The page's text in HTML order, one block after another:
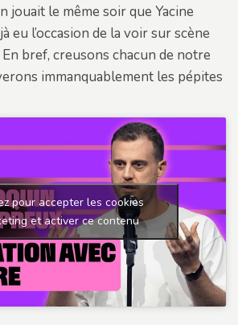
jouait le même soir que Yacine
eu l’occasion de la voir sur scène
En bref, creusons chacun de notre
immanquablement les pépites
pour accepter les cookies
et activer ce contenu